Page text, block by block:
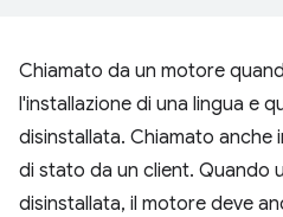
Chiamato da un motore
l'installazione di una lingua e
disinstallata. Chiamato anche
di stato da un client. Quando
disinstallata, il motore deve